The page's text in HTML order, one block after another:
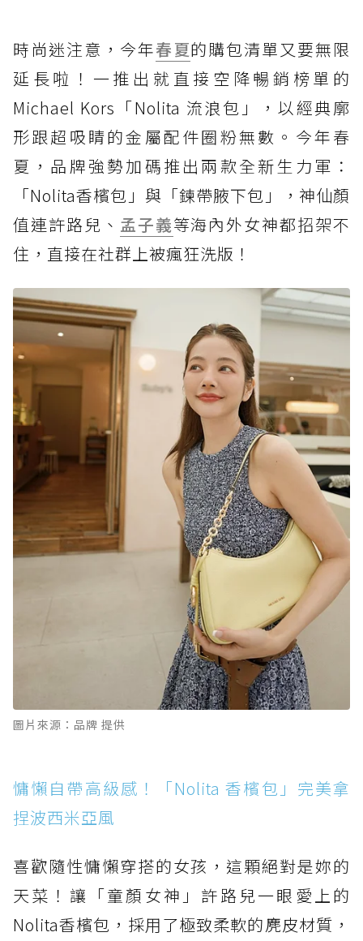
時尚迷注意，今年春夏的購包清單又要無限
延長啦！一推出就直接空降暢銷榜單的
Michael Kors「Nolita 流浪包」，以經典廓
形跟超吸睛的金屬配件圈粉無數。今年春
夏，品牌強勢加碼推出兩款全新生力軍：
「Nolita香檳包」與「鍊帶腋下包」，神仙顏
值連許路兒、 孟子義等海內外女神都招架不
住，直接在社群上被瘋狂洗版！
圖片來源：品牌 提供
慵懶自帶高級感！「Nolita 香檳包」完美拿
捏波西米亞風
喜歡隨性慵懶穿搭的女孩，這顆絕對是妳的
天菜！讓「童顏女神」許路兒一眼愛上的
Nolita香檳包，採用了極致柔軟的麂皮材質，